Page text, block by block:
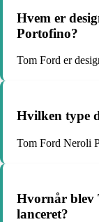
Hvem er
Portofino?
Tom Ford er
Hvilken type
Tom Ford Neroli
Hvornår blev
lanceret?